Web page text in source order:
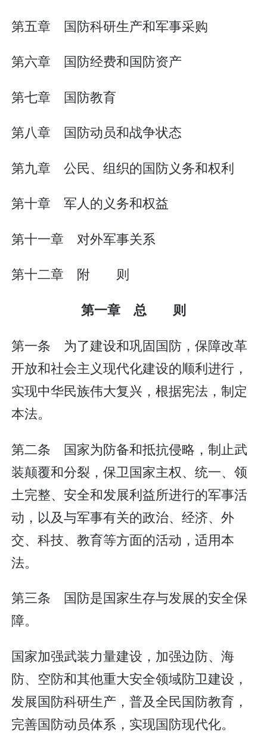
第五章 国防科研生产和军事采购
第六章 国防经费和国防资产
第七章 国防教育
第八章 国防动员和战争状态
第九章 公民、组织的国防义务和权利
第十章 军人的义务和权益
第十一章 对外军事关系
第十二章 附 则
第一章 总 则
第一条 为了建设和巩固国防，保障改革
开放和社会主义现代化建设的顺利进行，
实现中华民族伟大复兴，根据宪法，制定
本法。
第二条 国家为防备和抵抗侵略，制止武
装颠覆和分裂，保卫国家主权、统一、领
土完整、安全和发展利益所进行的军事活
动，以及与军事有关的政治、经济、外
交、科技、教育等方面的活动，适用本
法。
第三条 国防是国家生存与发展的安全保
障。
国家加强武装力量建设，加强边防、海
防、空防和其他重大安全领域防卫建设，
发展国防科研生产，普及全民国防教育，
完善国防动员体系，实现国防现代化。